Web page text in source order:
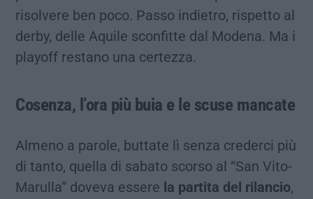
risolvere ben poco. Passo indietro, rispetto al
derby, delle Aquile sconfitte dal Modena. Ma i
playoff restano una certezza.
Cosenza, l’ora più buia e le scuse mancate
Almeno a parole, buttate lì senza crederci più
di tanto, quella di sabato scorso al “San Vito-
Marulla” doveva essere la partita del rilancio,